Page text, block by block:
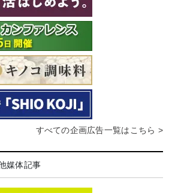
すべての企画広告一覧はこちら >
媒体記事